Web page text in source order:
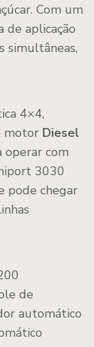
Com um
de aplicação
simultâneas,
4×4,
motor Diesel
operar com
3030
pode chegar
de
automático